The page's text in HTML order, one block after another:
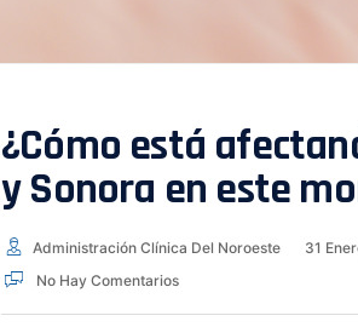
¿Cómo está
y Sonora en este
Administración Clínica Del Noroeste 31
No Hay Comentarios